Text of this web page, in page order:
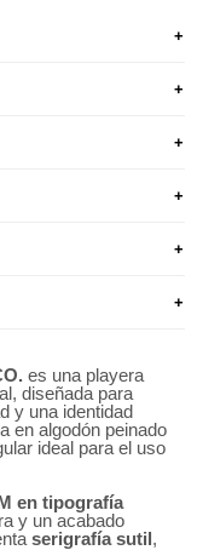
+
+
+
+
+
+
es una playera
diseñada para
y una identidad
en algodón peinado
ideal para el uso
en tipografía
y un acabado
serigrafía sutil,